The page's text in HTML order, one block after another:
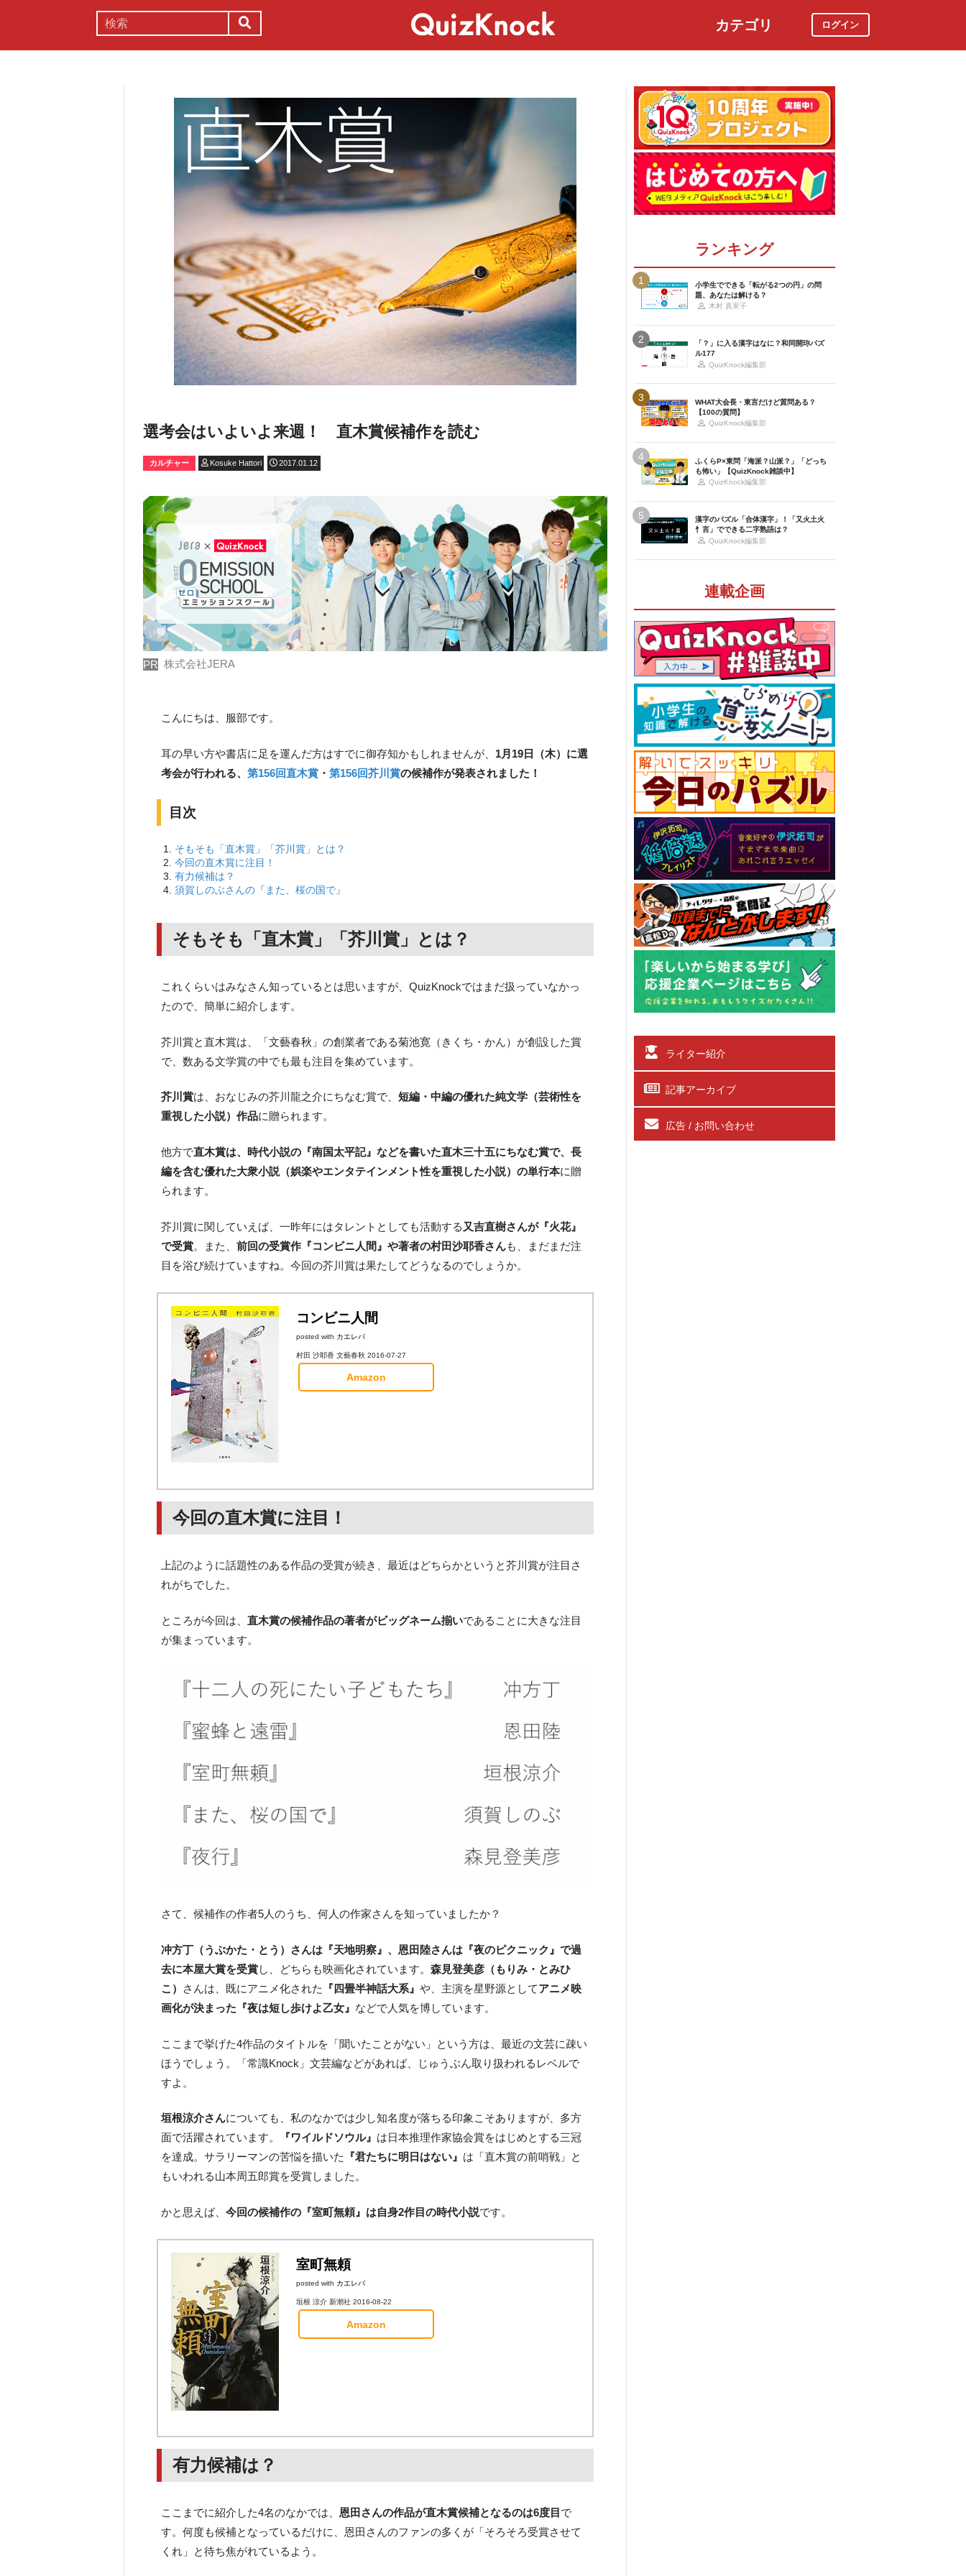
カテゴリ ログイン
選考会はいよいよ来週！ 直木賞候補作を読む
カルチャー Kosuke Hattori 2017.01.12
PR 株式会社JERA
こんにちは、服部です。
耳の早い方や書店に足を運んだ方はすでに御存知かもしれませんが、 1月19日（木）に選
考会が行われる、第156回直木賞 ・第156回芥川賞の候補作が発表されました！
目次
そもそも「直木賞」「芥川賞」とは？
今回の直木賞に注目！
有力候補は？
須賀しのぶさんの『また、桜の国で』
そもそも「直木賞」「芥川賞」とは？
これくらいはみなさん知っているとは思いますが、QuizKnockではまだ扱っていなかっ
たので、簡単に紹介します。
芥川賞と直木賞は、「文藝春秋」の創業者である菊池寛（きくち・かん）が創設した賞
で、数ある文学賞の中でも最も注目を集めています。
芥川賞は、おなじみの芥川龍之介にちなむ賞で、短編・中編の優れた純文学（芸術性を
重視した小説）作品に贈られます。
他方で直木賞は、時代小説の『南国太平記』などを書いた直木三十五にちなむ賞で、長
編を含む優れた大衆小説（娯楽やエンタテインメント性を重視した小説）の単行本に贈
られます。
芥川賞に関していえば、一昨年にはタレントとしても活動する 又吉直樹さんが『火花』
で受賞。また、前回の受賞作『コンビニ人間』や著者の村田沙耶香さんも、まだまだ注
目を浴び続けていますね。今回の芥川賞は果たしてどうなるのでしょうか。
コンビニ人間
posted with カエレバ
村田 沙耶香 文藝春秋 2016-07-27
Amazon
今回の直木賞に注目！
上記のように話題性のある作品の受賞が続き、最近はどちらかというと芥川賞が注目さ
れがちでした。
ところが今回は、直木賞の候補作品の著者がビッグネーム揃いであることに大きな注目
が集まっています。
さて、候補作の作者5人のうち、何人の作家さんを知っていましたか？
冲方丁（うぶかた・とう）さんは『天地明察』、恩田陸さんは『夜のピクニック』で過
去に本屋大賞を受賞し、どちらも映画化されています。森見登美彦（もりみ・とみひ
こ）
さんは、既にアニメ化された 『四畳半神話大系』や、主演を星野源としてアニメ映
画化が決まった『夜は短し歩けよ乙女』 などで人気を博しています。
ここまで挙げた4作品のタイトルを「聞いたことがない」という方は、最近の文芸に疎い
ほうでしょう。「常識Knock」文芸編などがあれば、じゅうぶん取り扱われるレベルで
すよ。
垣根涼介さんについても、私のなかでは少し知名度が落ちる印象こそありますが、多方
面で活躍されています。
『ワイルドソウル』 は日本推理作家協会賞をはじめとする三冠
を達成。サラリーマンの苦悩を描いた
『君たちに明日はない』 は「直木賞の前哨戦」と
もいわれる山本周五郎賞を受賞しました。
かと思えば、今回の候補作の『室町無頼』は自身2作目の時代小説です。
室町無頼
posted with カエレバ
垣根 涼介 新潮社 2016-08-22
Amazon
有力候補は？
ここまでに紹介した4名のなかでは、 恩田さんの作品が直木賞候補となるのは6度目 で
す。何度も候補となっているだけに、恩田さんのファンの多くが「そろそろ受賞させて
くれ」と待ち焦がれているよう。
ランキング
1
小学生でできる「転がる2つの円」の問
題、あなたは解ける？
木村 真実子
2
「？」に入る漢字はなに？和同開珎パズ
ル177
QuizKnock編集部
3
WHAT大会長・東言だけど質問ある？
【100の質問】
QuizKnock編集部
4
ふくらP×東問「海派？山派？」「どっち
も怖い」【QuizKnock雑談中】
QuizKnock編集部
5
漢字のパズル「合体漢字」！「又火土火
忄言」でできる二字熟語は？
QuizKnock編集部
連載企画
ライター紹介
記事アーカイブ
広告 / お問い合わせ